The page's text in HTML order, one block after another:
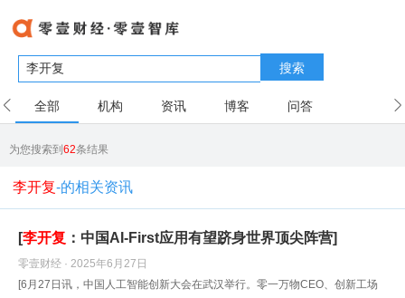
搜索
全部 机构 资讯 博客 问答
为您搜索到62条结果
李开复-的相关资讯
[李开复 ：中国AI-First应用有望跻身世界顶尖阵营]
零壹财经 · 2025年6月27日
[6月27日讯，中国人工智能创新大会在武汉举行。零一万物CEO、创新工场